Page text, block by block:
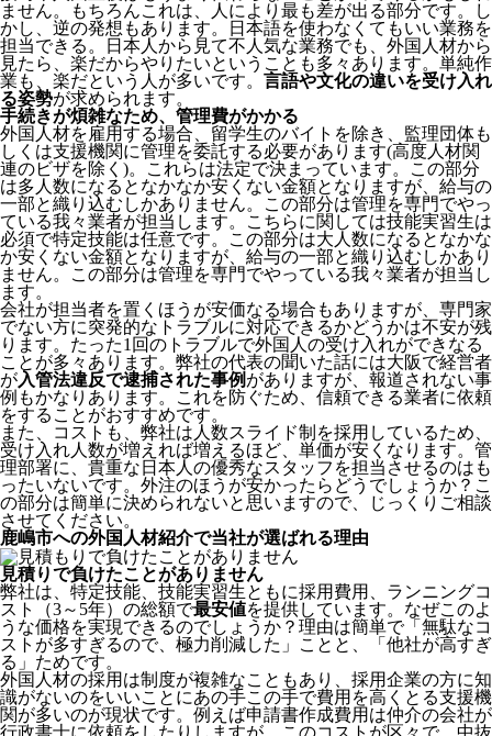
ません。
もちろんこれは、人により最も差が出る部分です。し
かし、逆の発想もあります。日本語を使わなくてもいい業務を
担当できる。日本人から見て不人気な業務でも、外国人材から
見たら、楽だからやりたいということも多々あります。単純作
業も、楽だという人が多いです。 言語や文化の違いを受け入れ
る姿勢が求められます。
手続きが煩雑なため、管理費がかかる
外国人材を雇用する場合、留学生のバイトを除き、 監理団体も
しくは支援機関に管理を委託する必要があります(高度人材関
連のビザを除く)。これらは法定で決まっています。この部分
は多人数になるとなかなか安くない金額となりますが、給与の
一部と織り込むしかありません。この部分は管理を専門でやっ
ている我々業者が担当します。こちらに関しては技能実習生は
必須で特定技能は任意です。この部分は大人数になるとなかな
か安くない金額となりますが、給与の一部と織り込むしかあり
ません。この部分は管理を専門でやっている我々業者が担当し
ます。
会社が担当者を置くほうが安価なる場合もありますが、専門家
でない方に突発的なトラブルに対応できるかどうかは不安が残
ります。たった1回のトラブルで外国人の受け入れができなる
ことが多々あります。弊社の代表の聞いた話には大阪で経営者
が入管法違反で逮捕された事例 がありますが、報道されない事
例もかなりあります。これを防ぐため、信頼できる業者に依頼
をすることがおすすめです。
また、コストも、弊社は人数スライド制を採用しているため、
受け入れ人数が増えれば増えるほど、単価が安くなります。管
理部署に、貴重な日本人の優秀なスタッフを担当させるのはも
ったいないです。外注のほうが安かったらどうでしょうか？こ
の部分は簡単に決められないと思いますので、じっくりご相談
させてください。
鹿嶋市への外国人材紹介で当社が選ばれる理由
見積りで負けたことがありません
弊社は、特定技能、技能実習生ともに採用費用、ランニングコ
スト（3～5年）の総額で最安値を提供しています。なぜこのよ
うな価格を実現できるのでしょうか？理由は簡単で「無駄なコ
ストが多すぎるので、極力削減した」ことと、
「他社が高すぎ
る」 ためです。
外国人材の採用は制度が複雑なこともあり、採用企業の方に知
識がないのをいいことにあの手この手で費用を高くとる支援機
関が多いのが現状です。例えば申請書作成費用は仲介の会社が